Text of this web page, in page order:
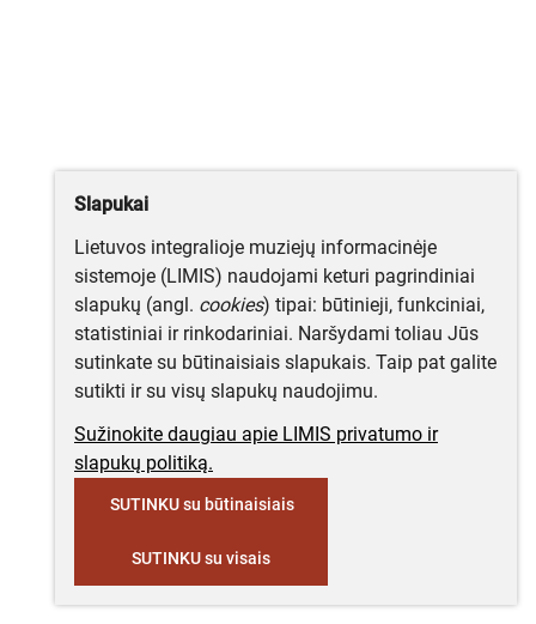
Slapukai
Lietuvos integralioje muziejų informacinėje
sistemoje (LIMIS) naudojami keturi pagrindiniai
slapukų (angl. cookies) tipai: būtinieji, funkciniai,
statistiniai ir rinkodariniai. Naršydami toliau Jūs
sutinkate su būtinaisiais slapukais. Taip pat galite
sutikti ir su visų slapukų naudojimu.
Sužinokite daugiau apie LIMIS privatumo ir
slapukų politiką.
SUTINKU su būtinaisiais
SUTINKU su visais